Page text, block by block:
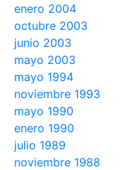
enero 2004
octubre 2003
junio 2003
mayo 2003
mayo 1994
noviembre 1993
mayo 1990
enero 1990
julio 1989
noviembre 1988